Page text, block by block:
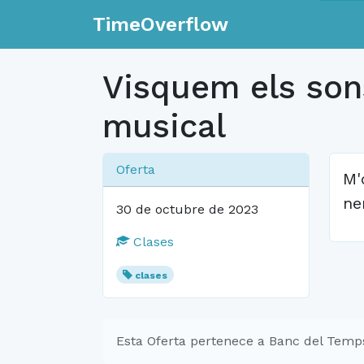
TimeOverflow
Visquem els
musical
Oferta
30 de octubre de 2023
Clases
clases
Esta Oferta pertenece a Banc del